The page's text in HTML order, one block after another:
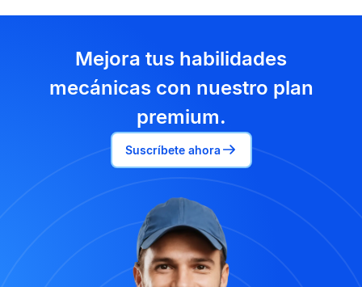
Mejora tus habilidades
mecánicas con nuestro plan
premium.
Suscríbete ahora